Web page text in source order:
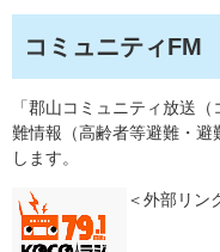
コミュニティFM
「郡山コミュニティ放送
難情報（高齢者等避難・
します。
＜外部リン